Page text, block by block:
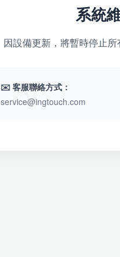
系統
因設備更新，將暫時停止所
✉️ 客服聯絡方式：
service@ingtouch.com